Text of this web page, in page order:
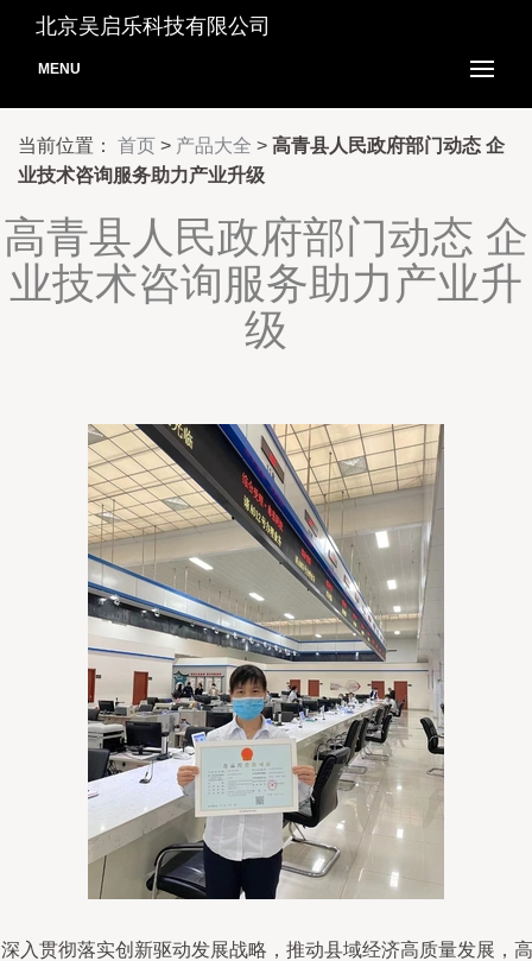
北京吴启乐科技有限公司
MENU
当前位置： 首页 > 产品大全 > 高青县人民政府部门动态 企
业技术咨询服务助力产业升级
高青县人民政府部门动态 企
业技术咨询服务助力产业升
级
入贯彻落实创新驱动发展战略，推动县域经济高质量发展，高